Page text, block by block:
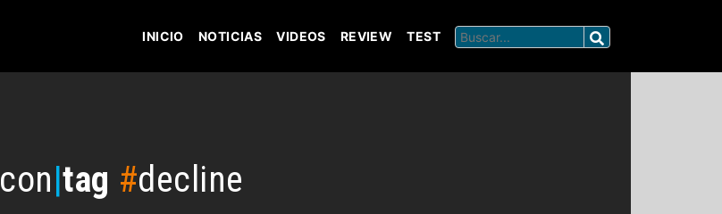
INICIO NOTICIAS VIDEOS REVIEW TEST
con|tag #decline